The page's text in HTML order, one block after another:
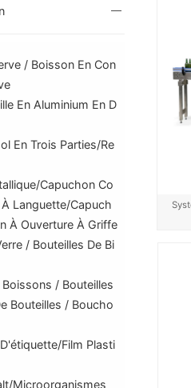
/ Boisson En Con
En Aluminium En D
En Trois Parties/Re
capuchon Co
Languette/capuch
À Ouverture À Griffe
/ Bouteilles De Bi
Boissons / Bouteilles
Bouteilles / Boucho
film Plasti
Microorganismes